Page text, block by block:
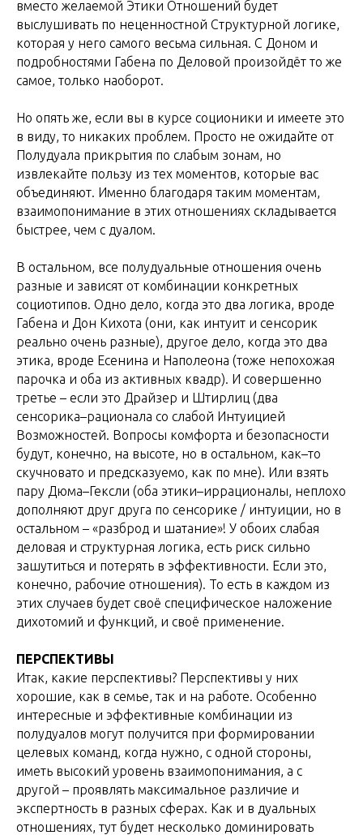
вместо желаемой Этики Отношений будет
выслушивать по неценностной Структурной логике,
которая у него самого весьма сильная. С Доном и
подробностями Габена по Деловой произойдёт то же
самое, только наоборот.
Но опять же, если вы в курсе соционики и имеете это
в виду, то никаких проблем. Просто не ожидайте от
Полудуала прикрытия по слабым зонам, но
извлекайте пользу из тех моментов, которые вас
объединяют. Именно благодаря таким моментам,
взаимопонимание в этих отношениях складывается
быстрее, чем с дуалом.
В остальном, все полудуальные отношения очень
разные и зависят от комбинации конкретных
социотипов. Одно дело, когда это два логика, вроде
Габена и Дон Кихота (они, как интуит и сенсорик
реально очень разные), другое дело, когда это два
этика, вроде Есенина и Наполеона (тоже непохожая
парочка и оба из активных квадр). И совершенно
третье – если это Драйзер и Штирлиц (два
сенсорика–рационала со слабой Интуицией
Возможностей. Вопросы комфорта и безопасности
будут, конечно, на высоте, но в остальном, как–то
скучновато и предсказуемо, как по мне). Или взять
пару Дюма–Гексли (оба этики–иррационалы, неплохо
дополняют друг друга по сенсорике / интуиции, но в
остальном – «разброд и шатание»! У обоих слабая
деловая и структурная логика, есть риск сильно
зашутиться и потерять в эффективности. Если это,
конечно, рабочие отношения). То есть в каждом из
этих случаев будет своё специфическое наложение
дихотомий и функций, и своё применение.
ПЕРСПЕКТИВЫ
Итак, какие перспективы? Перспективы у них
хорошие, как в семье, так и на работе. Особенно
интересные и эффективные комбинации из
полудуалов могут получится при формировании
целевых команд, когда нужно, с одной стороны,
иметь высокий уровень взаимопонимания, а с
другой – проявлять максимальное различие и
экспертность в разных сферах. Как и в дуальных
отношениях, тут будет несколько доминировать